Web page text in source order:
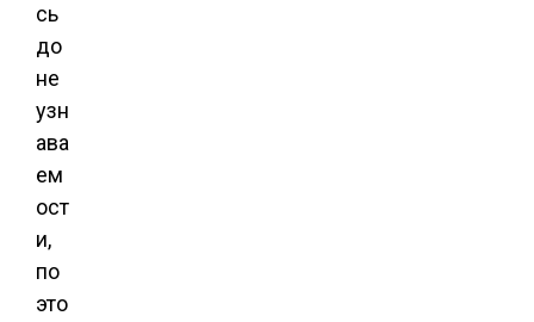
сь
до
не
узн
ава
ем
ост
и,
по
это